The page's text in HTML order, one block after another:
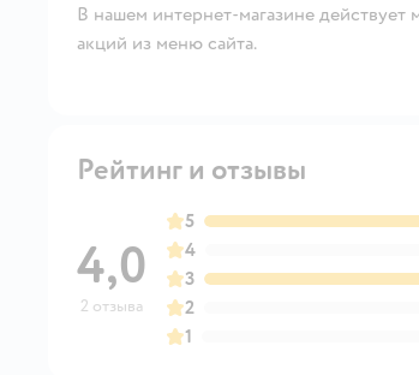
В нашем интернет-магазине
акций из меню сайта.
Рейтинг и отзывы
4,0
2 отзыва
5
4
3
2
1